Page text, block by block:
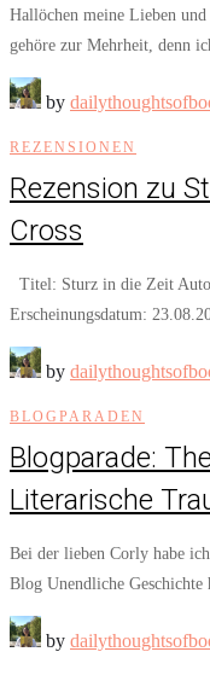
Hallöchen meine Lieben
gehöre zur Mehrheit, denn
by
REZENSIONEN
Rezension zu
Cross
Titel: Sturz in die Zeit
Erscheinungsdatum:
by
BLOGPARADEN
Blogparade:
Literarische
Bei der lieben Corly habe
Blog Unendliche Geschichte
by